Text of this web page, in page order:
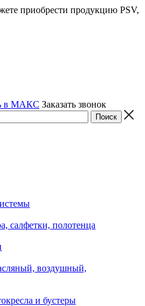
приобрести продукцию PSV,
Заказать звонок
салфетки, полотенца
воздушный,
и бустеры